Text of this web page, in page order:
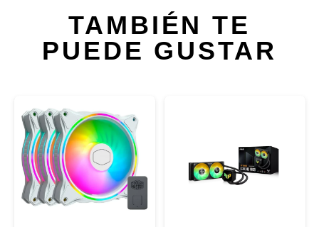
TAMBIÉN TE
PUEDE GUSTAR